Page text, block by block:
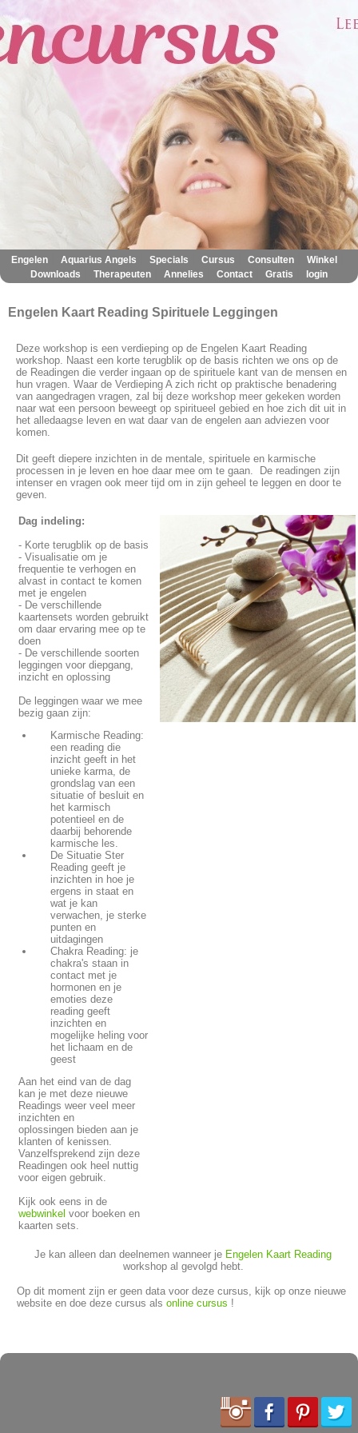
Engelen Aquarius Angels Specials Cursus Consulten Winkel
Downloads Therapeuten Annelies Contact Gratis login
Engelen Kaart Reading Spirituele Leggingen
Deze workshop is een verdieping op de Engelen Kaart Reading
workshop. Naast een korte terugblik op de basis richten we ons op de
de Readingen die verder ingaan op de spirituele kant van de mensen en
hun vragen. Waar de Verdieping A zich richt op praktische benadering
van aangedragen vragen, zal bij deze workshop meer gekeken worden
naar wat een persoon beweegt op spiritueel gebied en hoe zich dit uit in
het alledaagse leven en wat daar van de engelen aan adviezen voor
komen.
Dit geeft diepere inzichten in de mentale, spirituele en karmische
processen in je leven en hoe daar mee om te gaan. De readingen zijn
intenser en vragen ook meer tijd om in zijn geheel te leggen en door te
geven.
Dag indeling:
- Korte terugblik op de basis
- Visualisatie om je
frequentie te verhogen en
alvast in contact te komen
met je engelen
- De verschillende
kaartensets worden gebruikt
om daar ervaring mee op te
doen
- De verschillende soorten
leggingen voor diepgang,
inzicht en oplossing
De leggingen waar we mee
bezig gaan zijn:
Karmische Reading:
een reading die
inzicht geeft in het
unieke karma, de
grondslag van een
situatie of besluit en
het karmisch
potentieel en de
daarbij behorende
karmische les.
De Situatie Ster
Reading geeft je
inzichten in hoe je
ergens in staat en
wat je kan
verwachen, je sterke
punten en
uitdagingen
Chakra Reading: je
chakra's staan in
contact met je
hormonen en je
emoties deze
reading geeft
inzichten en
mogelijke heling voor
het lichaam en de
geest
Aan het eind van de dag
kan je met deze nieuwe
Readings weer veel meer
inzichten en
oplossingen bieden aan je
klanten of kenissen.
Vanzelfsprekend zijn deze
Readingen ook heel nuttig
voor eigen gebruik.
Kijk ook eens in de
webwinkel voor boeken en
kaarten sets.
Je kan alleen dan deelnemen wanneer je Engelen Kaart Reading
workshop al gevolgd hebt.
Op dit moment zijn er geen data voor deze cursus, kijk op onze nieuwe
website en doe deze cursus als online cursus !